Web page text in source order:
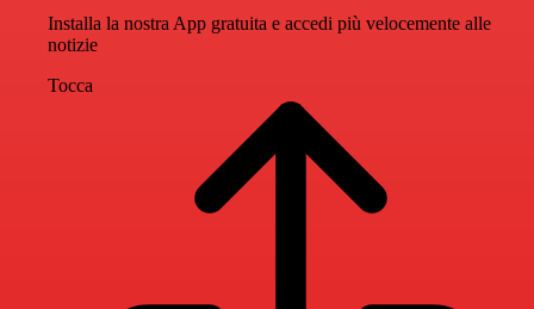
Installa la nostra App gratuita e accedi più velocemente alle
notizie
Tocca